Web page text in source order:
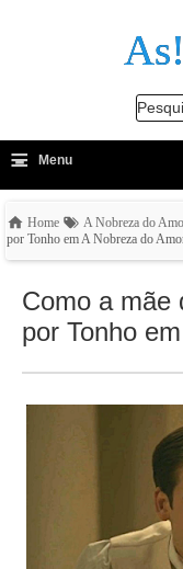
-
≡ Menu
Home A Nobreza do
por Tonho em A Nobreza do
Como a mãe
por Tonho